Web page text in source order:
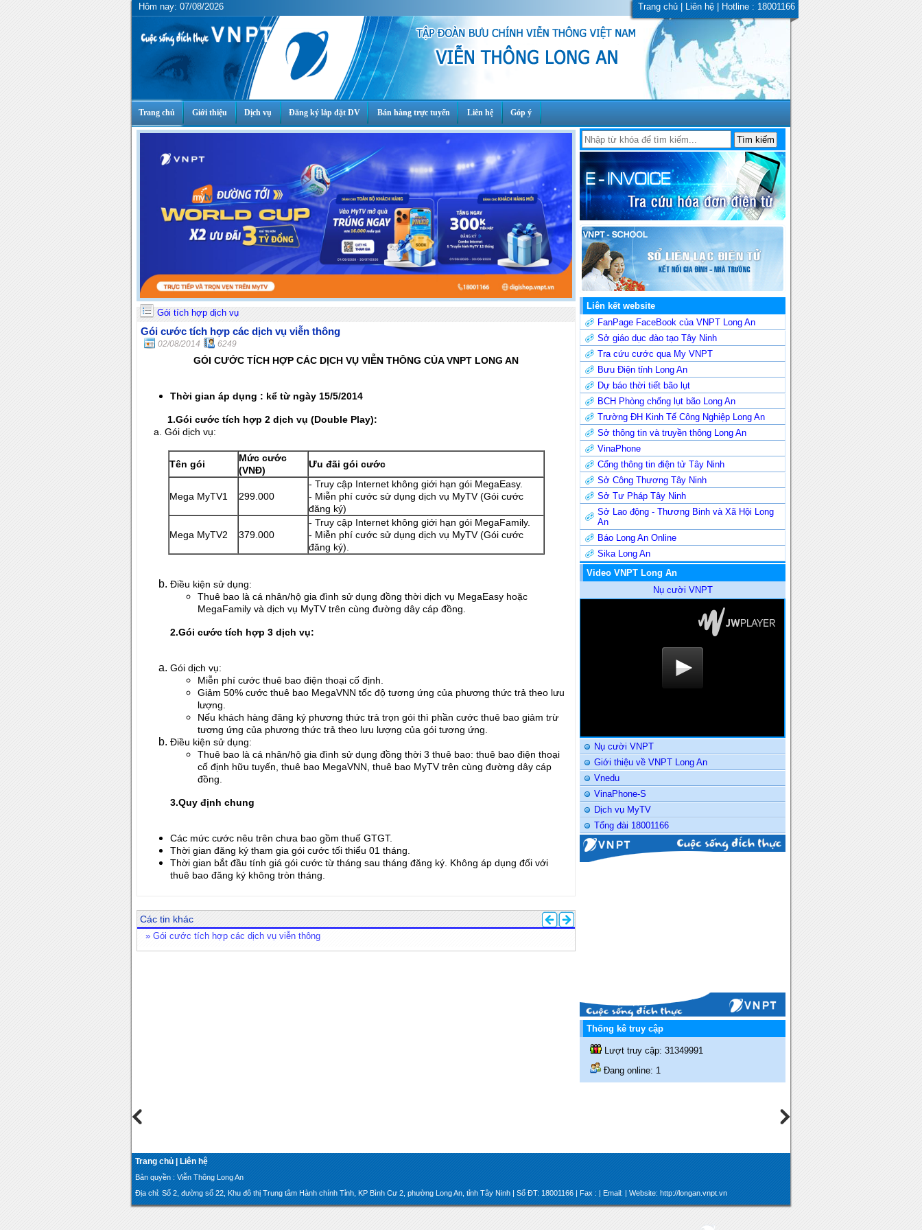
Trang chủ Liên hệ | Hotline : 18001166
Hôm nay: 07/08/2026
Trang chủ Giới thiệu Dịch vụ Đăng ký lắp đặt DV Bán hàng trực tuyến Liên hệ Góp ý
Gói tích hợp dịch vụ
Gói cước tích hợp các dịch vụ viễn thông
02/08/2014 6249
GÓI CƯỚC TÍCH HỢP CÁC DỊCH VỤ VIỄN THÔNG CỦA VNPT LONG AN
Thời gian áp dụng : kể từ ngày 15/5/2014
1.Gói cước tích hợp 2 dịch vụ (Double Play):
a. Gói dịch vụ:
Tên gói
Mức cước
(VNĐ)
Ưu đãi gói cước
Mega MyTV1 299.000
- Truy cập Internet không giới hạn gói MegaEasy.
- Miễn phí cước sử dụng dịch vụ MyTV (Gói cước
đăng ký)
Mega MyTV2 379.000
- Truy cập Internet không giới hạn gói MegaFamily.
- Miễn phí cước sử dụng dịch vụ MyTV (Gói cước
đăng ký).
Điều kiện sử dụng:
Thuê bao là cá nhân/hộ gia đình sử dụng đồng thời dịch vụ MegaEasy hoặc
MegaFamily và dịch vụ MyTV trên cùng đường dây cáp đồng.
2.Gói cước tích hợp 3 dịch vụ:
Gói dịch vụ:
Miễn phí cước thuê bao điện thoại cố định.
Giảm 50% cước thuê bao MegaVNN tốc độ tương ứng của phương thức trả theo lưu
lượng.
Nếu khách hàng đăng ký phương thức trả trọn gói thì phần cước thuê bao giảm trừ
tương ứng của phương thức trả theo lưu lượng của gói tương ứng.
Điều kiện sử dụng:
Thuê bao là cá nhân/hộ gia đình sử dụng đồng thời 3 thuê bao: thuê bao điện thoại
cố định hữu tuyến, thuê bao MegaVNN, thuê bao MyTV trên cùng đường dây cáp
đồng.
3.Quy định chung
Các mức cước nêu trên chưa bao gồm thuế GTGT.
Thời gian đăng ký tham gia gói cước tối thiểu 01 tháng.
Thời gian bắt đầu tính giá gói cước từ tháng sau tháng đăng ký. Không áp dụng đối với
thuê bao đăng ký không tròn tháng.
Các tin khác
» Gói cước tích hợp các dịch vụ viễn thông
Liên kết website
FanPage FaceBook của VNPT Long An
Sở giáo dục đào tạo Tây Ninh
Tra cứu cước qua My VNPT
Bưu Điện tỉnh Long An
Dự báo thời tiết bão lụt
BCH Phòng chống lụt bão Long An
Trường ĐH Kinh Tế Công Nghiệp Long An
Sở thông tin và truyền thông Long An
VinaPhone
Cổng thông tin điện tử Tây Ninh
Sở Công Thương Tây Ninh
Sở Tư Pháp Tây Ninh
Sở Lao động - Thương Binh và Xã Hội Long
An
Báo Long An Online
Sika Long An
Video VNPT Long An
Nụ cười VNPT
Nụ cười VNPT
Giới thiệu về VNPT Long An
Vnedu
VinaPhone-S
Dịch vụ MyTV
Tổng đài 18001166
Thống kê truy cập
Lượt truy cập: 31349991
Đang online: 1
Trang chủ Liên hệ
Bản quyền : Viễn Thông Long An
Địa chỉ: Số 2, đường số 22, Khu đô thị Trung tâm Hành chính Tỉnh, KP Bình Cư 2, phường Long An, tỉnh Tây Ninh | Số ĐT: 18001166 | Fax : | Email: | Website: http://longan.vnpt.vn